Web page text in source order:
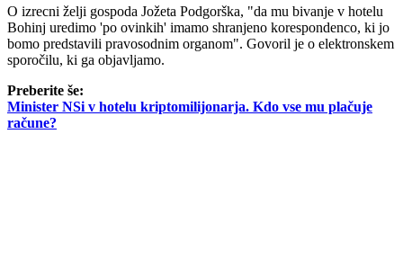
O izrecni želji gospoda Jožeta Podgorška, "da mu bivanje v hotelu
Bohinj uredimo 'po ovinkih' imamo shranjeno korespondenco, ki jo
bomo predstavili pravosodnim organom". Govoril je o elektronskem
sporočilu, ki ga objavljamo.
Preberite še:
Minister NSi v hotelu kriptomilijonarja. Kdo vse mu plačuje
račune?